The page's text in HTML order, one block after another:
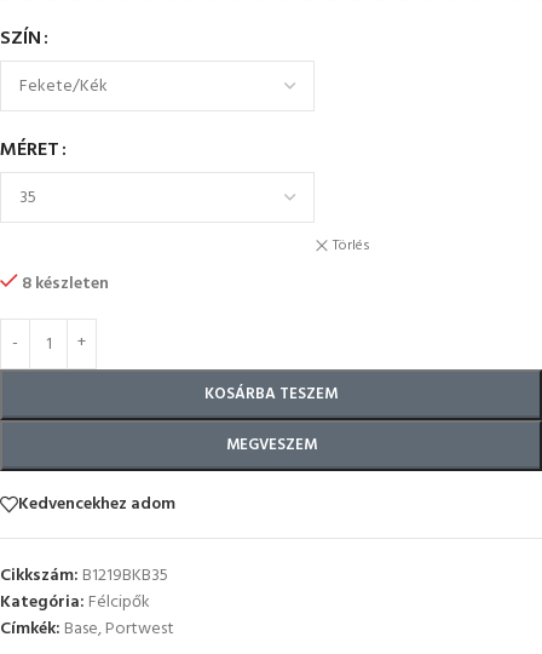
SZÍN
MÉRET
Törlés
8 készleten
KOSÁRBA TESZEM
MEGVESZEM
Kedvencekhez adom
Cikkszám: B1219BKB35
Kategória: Félcipők
Címkék: Base,Portwest